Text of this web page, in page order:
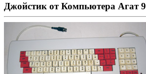
Джойстик от Компьютера Агат 9